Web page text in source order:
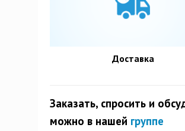
Доставка
Заказать, спросить и
можно в нашей группе